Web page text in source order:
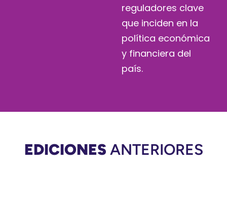
reguladores clave
que inciden en la
política económica
y financiera del
país.
EDICIONES ANTERIORES